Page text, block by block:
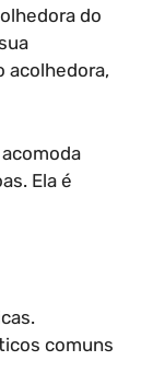
do
acolhedora,
Ela é
comuns